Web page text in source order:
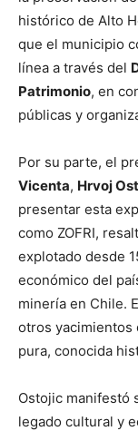
histórico de Alto
que el municipio
línea a través del
Patrimonio, en
públicas y
Por su parte, el
Vicenta, Hrvoj
presentar esta
como ZOFRI,
explotado desde
económico del
minería en Chile.
otros yacimientos
pura, conocida
Ostojic manifestó
legado cultural y